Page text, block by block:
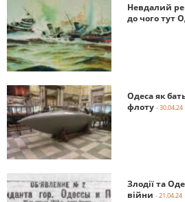
Невдалий
до чого тут
Одеса як
флоту - 30.04.24
Злодії та
війни - 21.04.24